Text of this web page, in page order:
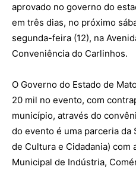
aprovado no governo do
em três dias, no próximo
segunda-feira (12), na
Conveniência do Carlinhos.
O Governo do Estado de
20 mil no evento, com
município, através do
do evento é uma parceria da
de Cultura e Cidadania) com
Municipal de Indústria,